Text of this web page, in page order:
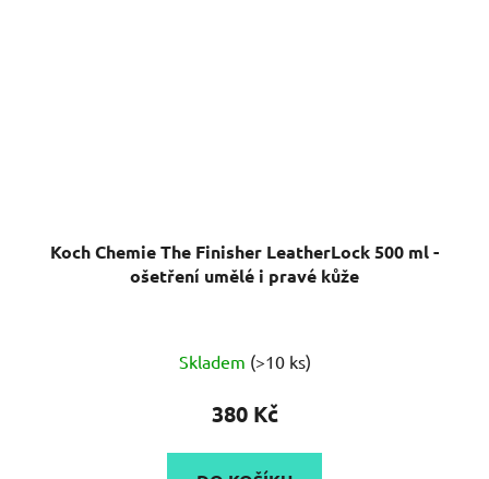
Koch Chemie The Finisher LeatherLock 500 ml -
ošetření umělé i pravé kůže
Skladem (>10 ks)
380 Kč